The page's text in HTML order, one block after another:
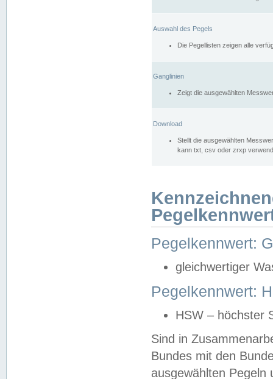
Auswahl des Pegels
Die Pegellisten zeigen alle
Ganglinien
Zeigt die ausgewählten
Download
Stellt die ausgewählten
kann txt, csv oder zrxp
Pegelkennwert:
gleichwertiger
Pegelkennwert:
HSW – höchster
Sind in
Bundes mit den
ausgewählten